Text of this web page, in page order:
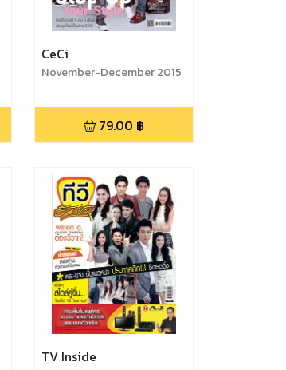
CeCi
November-December 2015
79.00 ฿
TV Inside